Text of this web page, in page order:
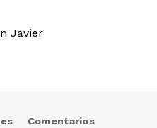
Javier
Comentarios